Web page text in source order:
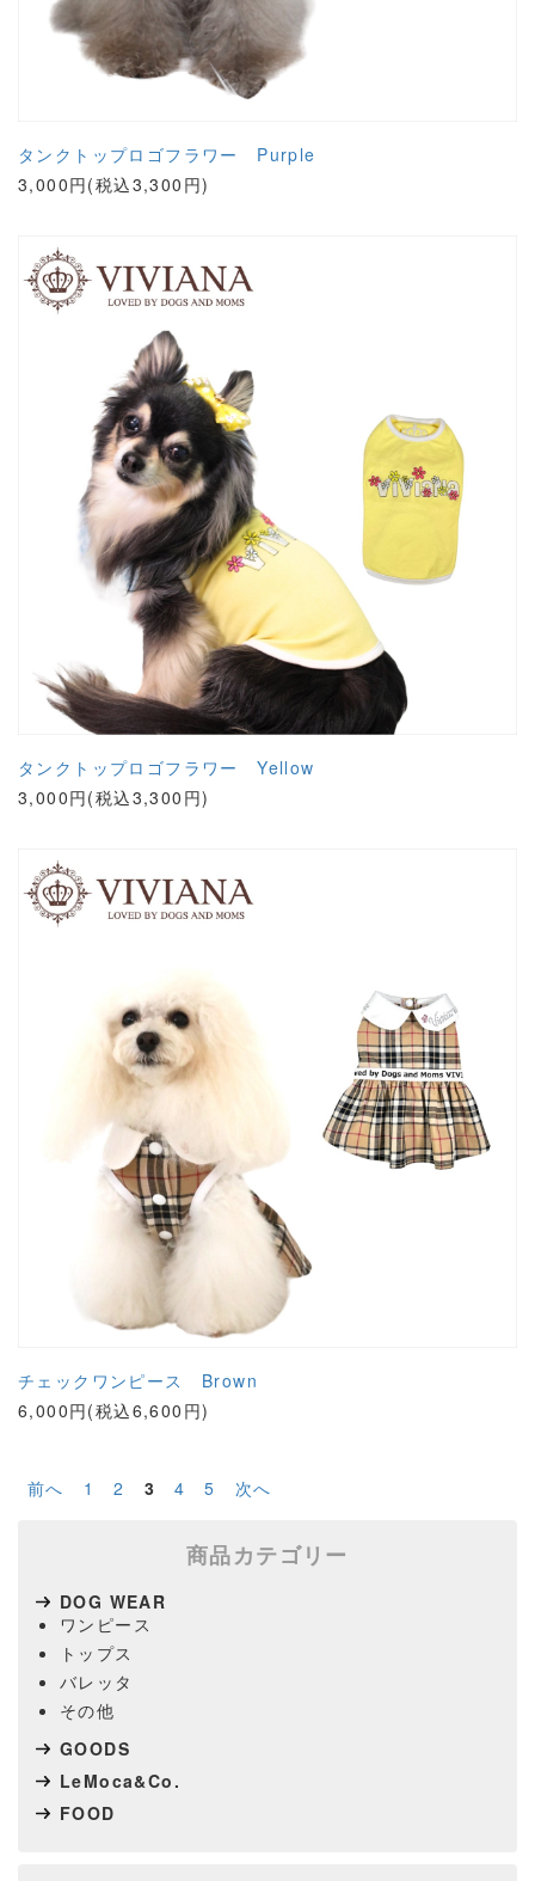
タンクトップロゴフラワー Purple
3,000円(税込3,300円)
タンクトップロゴフラワー Yellow
3,000円(税込3,300円)
チェックワンピース Brown
6,000円(税込6,600円)
前へ 1 2 3 4 5 次へ
商品カテゴリー
DOG WEAR
ワンピース
トップス
バレッタ
その他
GOODS
LeMoca&Co.
FOOD